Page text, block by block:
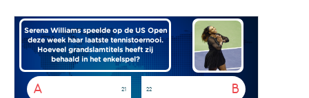
Serena Williams speelde op de US Open
deze weekhaar laatste tennistoernooi.
Hoeveel grandslamtitels heeft zij
behaald in het enkelspel?
A 21 B
22